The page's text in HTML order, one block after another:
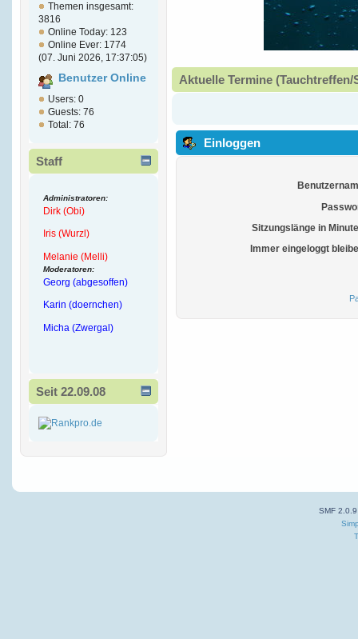
Themen insgesamt:
3816
Online Today: 123
Online Ever: 1774
(07. Juni 2026, 17:37:05)
Benutzer Online
Users: 0
Guests: 76
Total: 76
Staff
Administratoren:
Dirk (Obi)
Iris (Wurzl)
Melanie (Melli)
Moderatoren:
Georg (abgesoffen)
Karin (doernchen)
Micha (Zwergal)
Seit 22.09.08
Aktuelle Termine
Einloggen
Sitzungslänge in
Immer eingeloggt
SMF 2.0.9